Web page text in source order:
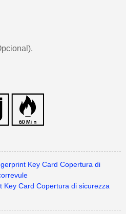
Key Card Copertura di
Key Card Copertura di sicurezza